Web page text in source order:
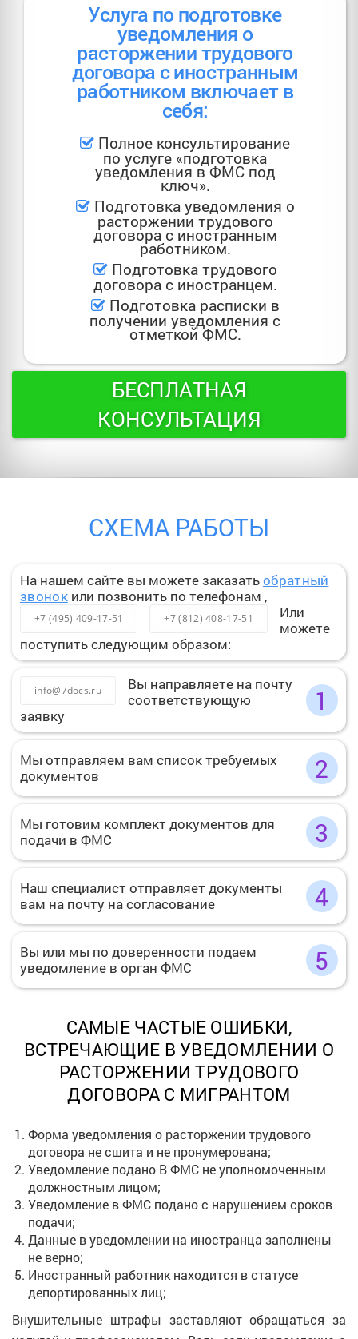
Услуга по подготовке
уведомления о
расторжении трудового
договора с иностранным
работником включает в
себя:
Полное консультирование
по услуге «подготовка
уведомления в ФМС под
ключ».
Подготовка уведомления о
расторжении трудового
договора с иностранным
работником.
Подготовка трудового
договора с иностранцем.
Подготовка расписки в
получении уведомления с
отметкой ФМС.
БЕСПЛАТНАЯ
КОНСУЛЬТАЦИЯ
СХЕМА РАБОТЫ
На нашем сайте вы можете заказатьобратный
звонокили позвонить по телефонам
+7 (495) 409-17-51
,
+7 (812) 408-17-51
Или
можете
поступить следующим образом:
Вы направляете на почту
info@7docs.ru
соответствующую
заявку
1
Мы отправляем вам список требуемых
документов
2
Мы готовим комплект документов для
подачи в ФМС
3
Наш специалист отправляет документы
вам на почту на согласование
4
Вы или мы по доверенности подаем
уведомление в орган ФМС
5
САМЫЕ ЧАСТЫЕ ОШИБКИ,
ВСТРЕЧАЮЩИЕ В УВЕДОМЛЕНИИ О
РАСТОРЖЕНИИ ТРУДОВОГО
ДОГОВОРА С МИГРАНТОМ
Форма уведомления о расторжении трудового
договора не сшита и не пронумерована;
Уведомление подано В ФМС не уполномоченным
должностным лицом;
Уведомление в ФМС подано с нарушением сроков
подачи;
Данные в уведомлении на иностранца заполнены
не верно;
Иностранный работник находится в статусе
депортированных лиц;
Внушительные штрафы заставляют обращаться за